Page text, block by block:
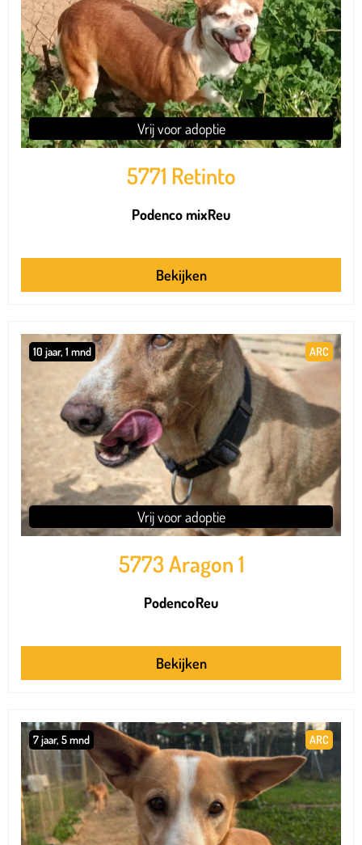
Vrij voor adoptie
5771 Retinto
Podenco mixReu
Bekijken
ARC
10 jaar, 1 mnd
Vrij voor adoptie
5773 Aragon 1
PodencoReu
Bekijken
ARC
7 jaar, 5 mnd